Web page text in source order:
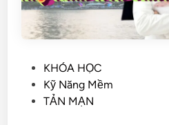
KHÓA HỌC
Kỹ Năng Mềm
TẢN MẠN